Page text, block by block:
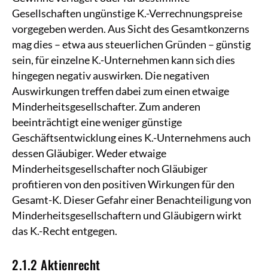
Gesellschaften ungünstige K.-Verrechnungspreise
vorgegeben werden. Aus Sicht des Gesamtkonzerns
mag dies – etwa aus steuerlichen Gründen – günstig
sein, für einzelne K.-Unternehmen kann sich dies
hingegen negativ auswirken. Die negativen
Auswirkungen treffen dabei zum einen etwaige
Minderheitsgesellschafter. Zum anderen
beeinträchtigt eine weniger günstige
Geschäftsentwicklung eines K.-Unternehmens auch
dessen Gläubiger. Weder etwaige
Minderheitsgesellschafter noch Gläubiger
profitieren von den positiven Wirkungen für den
Gesamt-K. Dieser Gefahr einer Benachteiligung von
Minderheitsgesellschaftern und Gläubigern wirkt
das K.-Recht entgegen.
2.1.2 Aktienrecht